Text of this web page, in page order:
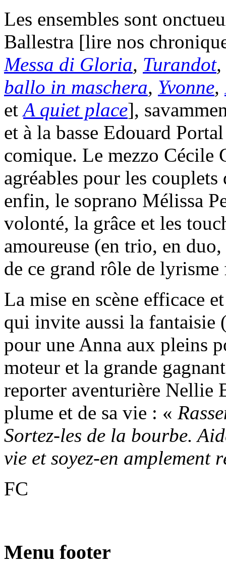
Les ensembles sont
Ballestra [lire nos
Messa di Gloria, Turandot,
ballo in maschera, Yvonne,
etA quiet place],
et à la basse Edouard
comique. Le mezzo Cécile
agréables pour les
enfin, le soprano Mélissa
volonté, la grâce et les
amoureuse (en trio, en
de ce grand rôle de
La mise en scène efficace
qui invite aussi la fantaisie
pour une Anna aux pleins
moteur et la grande
reporter aventurière Nellie
plume et de sa vie : «
Sortez-les de la bourbe.
vie et soyez-en amplement
FC
Menu footer